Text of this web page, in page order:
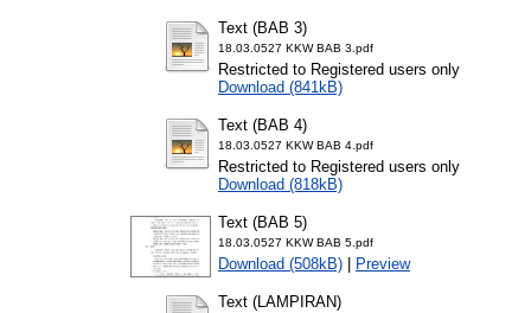
Text (BAB 3)
18.03.0527 KKW BAB 3.pdf
Restricted to Registered users only
Download (841kB)
Text (BAB 4)
18.03.0527 KKW BAB 4.pdf
Restricted to Registered users only
Download (818kB)
Text (BAB 5)
18.03.0527 KKW BAB 5.pdf
Download (508kB) Preview
Text (LAMPIRAN)